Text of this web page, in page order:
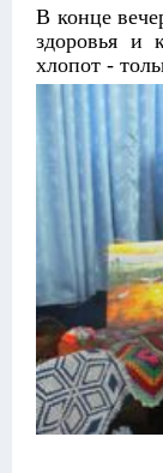
В конце
здоровья и
хлопот -